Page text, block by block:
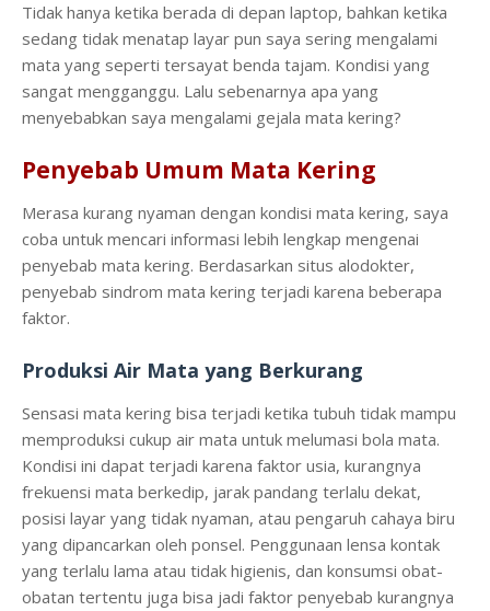
Tidak hanya ketika berada di depan laptop, bahkan ketika
sedang tidak menatap layar pun saya sering mengalami
mata yang seperti tersayat benda tajam. Kondisi yang
sangat mengganggu. Lalu sebenarnya apa yang
menyebabkan saya mengalami gejala mata kering?
Penyebab Umum Mata Kering
Merasa kurang nyaman dengan kondisi mata kering, saya
coba untuk mencari informasi lebih lengkap mengenai
penyebab mata kering. Berdasarkan situs alodokter,
penyebab sindrom mata kering terjadi karena beberapa
faktor.
Produksi Air Mata yang Berkurang
Sensasi mata kering bisa terjadi ketika tubuh tidak mampu
memproduksi cukup air mata untuk melumasi bola mata.
Kondisi ini dapat terjadi karena faktor usia, kurangnya
frekuensi mata berkedip, jarak pandang terlalu dekat,
posisi layar yang tidak nyaman, atau pengaruh cahaya biru
yang dipancarkan oleh ponsel. Penggunaan lensa kontak
yang terlalu lama atau tidak higienis, dan konsumsi obat-
obatan tertentu juga bisa jadi faktor penyebab kurangnya